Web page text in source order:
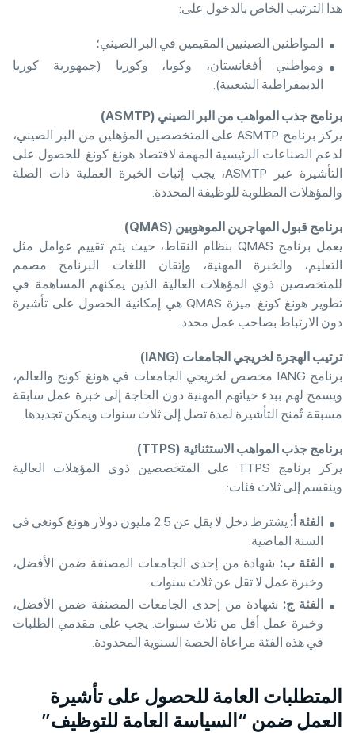
هذا الترتيب الخاص بالدخول على:
المواطنين الصينيين المقيمين في البر الصيني؛
ومواطني أفغانستان، وكوبا، وكوريا (جمهورية كوريا
الديمقراطية الشعبية).
برنامج جذب المواهب من البر الصيني (ASMTP)
يركز برنامج ASMTP على المتخصصين المؤهلين من البر الصيني،
لدعم الصناعات الرئيسية المهمة لاقتصاد هونغ كونغ. للحصول على
التأشيرة عبر ASMTP، يجب إثبات الخبرة العملية ذات الصلة
والمؤهلات المطلوبة للوظيفة المحددة.
برنامج قبول المهاجرين الموهوبين (QMAS)
يعمل برنامج QMAS بنظام النقاط، حيث يتم تقييم عوامل مثل
التعليم، والخبرة المهنية، وإتقان اللغات. البرنامج مصمم
للمتخصصين ذوي المؤهلات العالية الذين يمكنهم المساهمة في
تطوير هونغ كونغ. ميزة QMAS هي إمكانية الحصول على تأشيرة
دون الارتباط بصاحب عمل محدد.
ترتيب الهجرة لخريجي الجامعات (IANG)
برنامج IANG مخصص لخريجي الجامعات في هونغ كونح والعالم،
ويسمح لهم ببدء حياتهم المهنية دون الحاجة إلى خبرة عمل سابقة
مسبقة. تُمنح التأشيرة لمدة تصل إلى ثلاث سنوات ويمكن تجديدها.
برنامج جذب المواهب الاستثنائية (
TTPS
)
يركز برنامج TTPS على المتخصصين ذوي المؤهلات العالية
وينقسم إلى ثلاث فئات:
الفئة أ :
يشترط دخل لا يقل عن 2.5 مليون دولار هونغ كونغي في
السنة الماضية.
الفئة ب:شهادة من إحدى الجامعات المصنفة ضمن الأفضل،
وخبرة عمل لا تقل عن ثلاث سنوات.
الفئة ج:شهادة من إحدى الجامعات المصنفة ضمن الأفضل،
وخبرة عمل أقل من ثلاث سنوات. يجب على مقدمي الطلبات
في هذه الفئة مراعاة الحصة السنوية المحدودة.
المتطلبات العامة للحصول على تأشيرة
العمل ضمن “السياسة العامة للتوظيف”